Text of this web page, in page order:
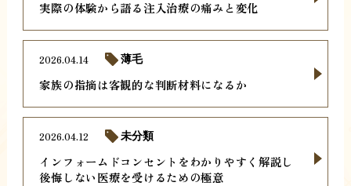
実際の体験から語る注入治療の痛みと変化
家族の指摘は客観的な判断材料になるか
2026.04.14 薄毛
インフォームドコンセントをわかりやすく解説し
後悔しない医療を受けるための極意
2026.04.12 未分類